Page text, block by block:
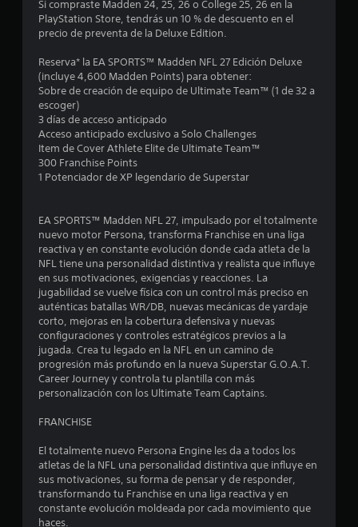
Si compraste Madden 24, 25, 26 o College 25, 26 en la
PlayStation Store, tendrás un 10 % de descuento en el
precio de preventa de la Deluxe Edition.
Reserva* la EA SPORTS™ Madden NFL 27 Edición Deluxe
(incluye 4,600 Madden Points) para obtener:
Sobre de creación de equipo de Ultimate Team™ (1 de 32 a
escoger)
3 días de acceso anticipado
Acceso anticipado exclusivo a Solo Challenges
Item de Cover Athlete Elite de Ultimate Team™
300 Franchise Points
1 Potenciador de XP legendario de Superstar
EA SPORTS™ Madden NFL 27, impulsado por el totalmente
nuevo motor Persona, transforma Franchise en una liga
reactiva y en constante evolución donde cada atleta de la
NFL tiene una personalidad distintiva y realista que influye
en sus motivaciones, exigencias y reacciones. La
jugabilidad se vuelve física con un control más preciso en
auténticas batallas WR/DB, nuevas mecánicas de yardaje
corto, mejoras en la cobertura defensiva y nuevas
configuraciones y controles estratégicos previos a la
jugada. Crea tu legado en la NFL en un camino de
progresión más profundo en la nueva Superstar G.O.A.T.
Career Journey y controla tu plantilla con más
personalización con los Ultimate Team Captains.
FRANCHISE
El totalmente nuevo Persona Engine les da a todos los
atletas de la NFL una personalidad distintiva que influye en
sus motivaciones, su forma de pensar y de responder,
transformando tu Franchise en una liga reactiva y en
constante evolución moldeada por cada movimiento que
haces.